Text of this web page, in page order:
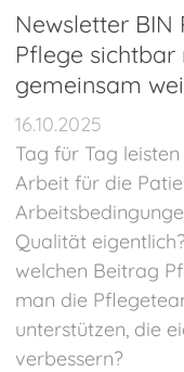
Newsletter
Pflege sichtbar
gemeinsam
16.10.2025
Tag für Tag
Arbeit für die
Qualität
welchen Beitrag
man die
unterstützen, die
verbessern?